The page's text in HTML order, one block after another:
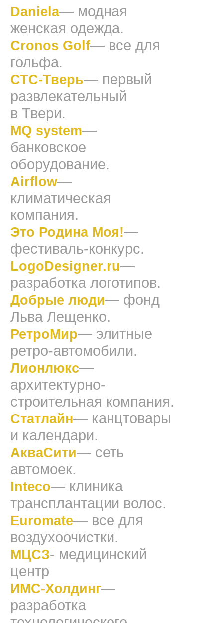
Daniela— модная
женская одежда.
Cronos Golf— все для
гольфа.
СТС-Тверь— первый
развлекательный
в Твери.
MQ system—
банковское
оборудование.
Airflow—
климатическая
компания.
Это Родина Моя!—
фестиваль-конкурс.
LogoDesigner.ru—
разработка логотипов.
Добрые люди— фонд
Льва Лещенко.
РетроМир— элитные
ретро-автомобили.
Лионлюкс—
архитектурно-
строительная компания.
Статлайн— канцтовары
и календари.
АкваСити— сеть
автомоек.
Inteco— клиника
трансплантации волос.
Euromate— все для
воздухоочистки.
МЦСЗ- медицинский
центр
ИМС-Холдинг—
разработка